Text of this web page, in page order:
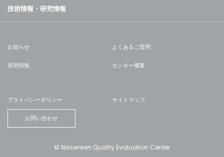
技術情報・研究情報
お知らせ よくあるご質問
採用情報 センター概要
プライバシーポリシー サイトマップ
お問い合わせ
© Nissenken Quality Evaluation Center